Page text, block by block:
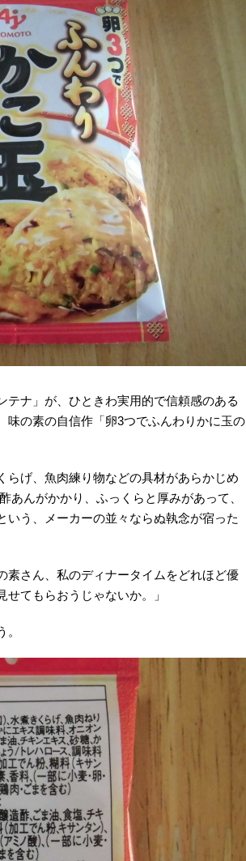
ナ」が、ひときわ実用的で信頼感のある
味の素の自信作「卵3つでふんわりかに玉の
らげ、魚肉練り物などの具材があらかじめ
あんがかかり、ふっくらと厚みがあって、
う、メーカーの並々ならぬ執念が宿った
素さん、私のディナータイムをどれほど優
てもらおうじゃないか。」